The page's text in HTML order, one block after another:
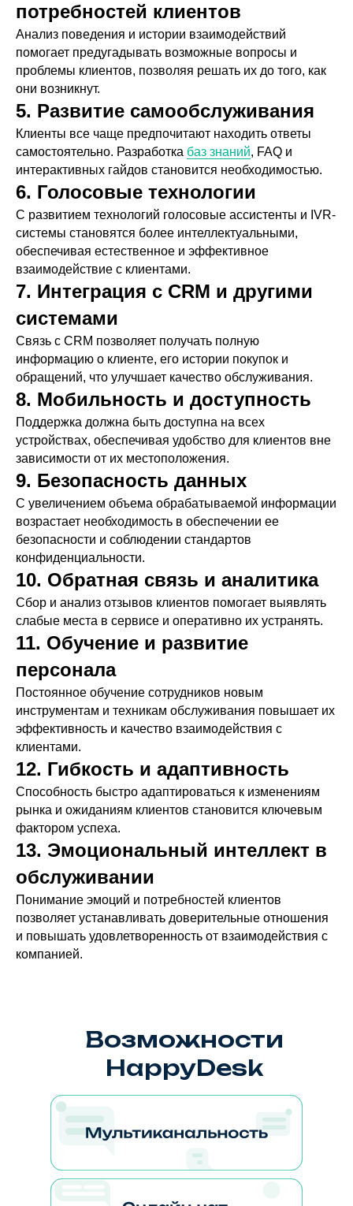
потребностей клиентов
Анализ поведения и истории взаимодействий
помогает предугадывать возможные вопросы и
проблемы клиентов, позволяя решать их до того, как
они возникнут.
5. Развитие самообслуживания
Клиенты все чаще предпочитают находить ответы
самостоятельно. Разработка баз знаний, FAQ и
интерактивных гайдов становится необходимостью.
6. Голосовые технологии
С развитием технологий голосовые ассистенты и IVR-
системы становятся более интеллектуальными,
обеспечивая естественное и эффективное
взаимодействие с клиентами.
7. Интеграция с CRM и другими
системами
Связь с CRM позволяет получать полную
информацию о клиенте, его истории покупок и
обращений, что улучшает качество обслуживания.
8. Мобильность и доступность
Поддержка должна быть доступна на всех
устройствах, обеспечивая удобство для клиентов вне
зависимости от их местоположения.
9. Безопасность данных
С увеличением объема обрабатываемой информации
возрастает необходимость в обеспечении ее
безопасности и соблюдении стандартов
конфиденциальности.
10. Обратная связь и аналитика
Сбор и анализ отзывов клиентов помогает выявлять
слабые места в сервисе и оперативно их устранять.
11. Обучение и развитие
персонала
Постоянное обучение сотрудников новым
инструментам и техникам обслуживания повышает их
эффективность и качество взаимодействия с
клиентами.
12. Гибкость и адаптивность
Способность быстро адаптироваться к изменениям
рынка и ожиданиям клиентов становится ключевым
фактором успеха.
13. Эмоциональный интеллект в
обслуживании
Понимание эмоций и потребностей клиентов
позволяет устанавливать доверительные отношения
и повышать удовлетворенность от взаимодействия с
компанией.
Возможности
HappyDesk